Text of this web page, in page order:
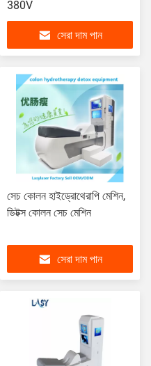
380V
সেরা দাম পান
সেচ কোলন হাইড্রোথেরাপি মেশিন,
ডিটক্স কোলন সেচ মেশিন
সেরা দাম পান